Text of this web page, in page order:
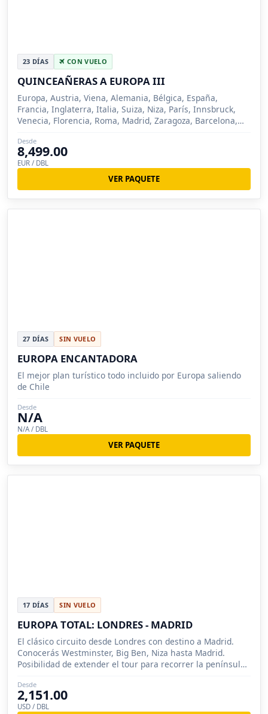
23 DÍAS CON VUELO
QUINCEAÑERAS A EUROPA III
Europa, Austria, Viena, Alemania, Bélgica, España,
Francia, Inglaterra, Italia, Suiza, Niza, París, Innsbruck,
Venecia, Florencia, Roma, Madrid, Zaragoza, Barcelona,
Desde
8,499.00
EUR / DBL
VER PAQUETE
27 DÍAS SIN VUELO
EUROPA ENCANTADORA
El mejor plan turístico todo incluido por Europa saliendo
de Chile
Desde
N/A
N/A / DBL
VER PAQUETE
17 DÍAS SIN VUELO
EUROPA TOTAL: LONDRES - MADRID
El clásico circuito desde Londres con destino a Madrid.
Conocerás Westminster, Big Ben, Niza hasta Madrid.
Posibilidad de extender el tour para recorrer la península
Desde
2,151.00
USD / DBL